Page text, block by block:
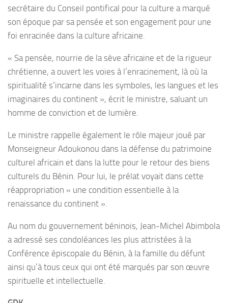
secrétaire du Conseil pontifical pour la culture a marqué
son époque par sa pensée et son engagement pour une
foi enracinée dans la culture africaine.
« Sa pensée, nourrie de la sève africaine et de la rigueur
chrétienne, a ouvert les voies à l’enracinement, là où la
spiritualité s’incarne dans les symboles, les langues et les
imaginaires du continent », écrit le ministre, saluant un
homme de conviction et de lumière.
Le ministre rappelle également le rôle majeur joué par
Monseigneur Adoukonou dans la défense du patrimoine
culturel africain et dans la lutte pour le retour des biens
culturels du Bénin. Pour lui, le prélat voyait dans cette
réappropriation « une condition essentielle à la
renaissance du continent ».
Au nom du gouvernement béninois, Jean-Michel Abimbola
a adressé ses condoléances les plus attristées à la
Conférence épiscopale du Bénin, à la famille du défunt
ainsi qu’à tous ceux qui ont été marqués par son œuvre
spirituelle et intellectuelle.